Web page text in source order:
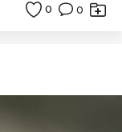
0 0